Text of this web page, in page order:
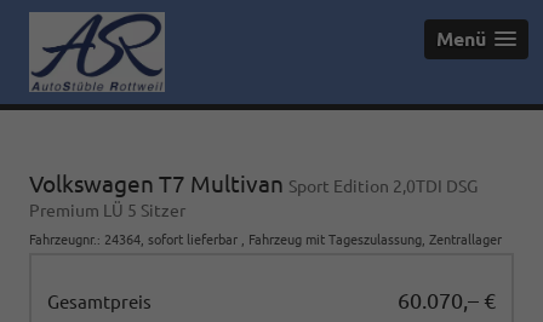
Menü
Volkswagen T7 Multivan Sport Edition 2,0TDI DSG
Premium LÜ 5 Sitzer
Fahrzeugnr. : 24364 sofort lieferbar Fahrzeug mit Tageszulassung , Zentrallager
Gesamtpreis 60.070,– €